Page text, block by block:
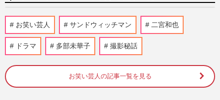
バナナマン日村勇紀の休養に「食べる仕事
が多い」サンド富澤たけしも心配、かつて
元NHKアナの妻・神田愛花…
週刊女性PRIME
《大相撲中継》狩野英孝とサンド伊達がフ
ジ『かのサンド』をしれっと猛アピール、
お笑い芸人 サンドウィッチマン 二宮和也
ドラマ 多部未華子 撮影秘話
お笑い芸人の記事一覧を見る